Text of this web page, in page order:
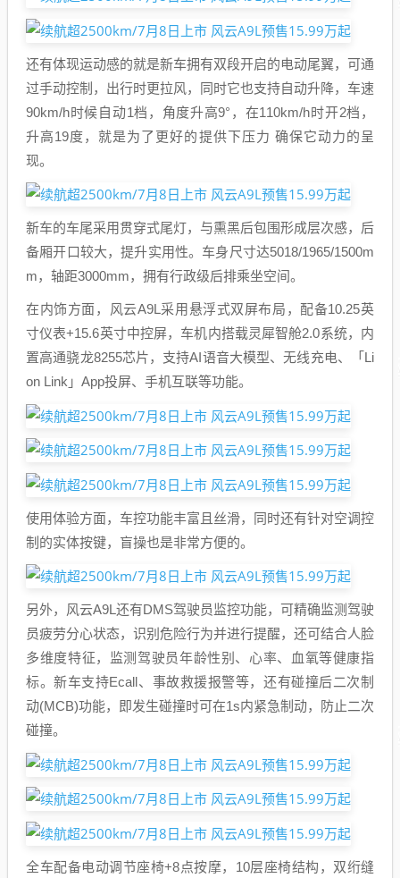
还有体现运动感的就是新车拥有双段开启的电动尾翼，可通
过手动控制，出行时更拉风，同时它也支持自动升降，车速
90km/h时候自动1档，角度升高9°，在110km/h时开2档，
升高19度，就是为了更好的提供下压力 确保它动力的呈
现。
新车的车尾采用贯穿式尾灯，与熏黑后包围形成层次感，后
备厢开口较大，提升实用性。车身尺寸达5018/1965/1500m
m，轴距3000mm，拥有行政级后排乘坐空间。
在内饰方面，风云A9L采用悬浮式双屏布局，配备10.25英
寸仪表+15.6英寸中控屏，车机内搭载灵犀智舱2.0系统，内
置高通骁龙8255芯片，支持AI语音大模型、无线充电、「Li
on Link」App投屏、手机互联等功能。
使用体验方面，车控功能丰富且丝滑，同时还有针对空调控
制的实体按键，盲操也是非常方便的。
另外，风云A9L还有DMS驾驶员监控功能，可精确监测驾驶
员疲劳分心状态，识别危险行为并进行提醒，还可结合人脸
多维度特征，监测驾驶员年龄性别、心率、血氧等健康指
标。新车支持Ecall、事故救援报警等，还有碰撞后二次制
动(MCB)功能，即发生碰撞时可在1s内紧急制动，防止二次
碰撞。
全车配备电动调节座椅+8点按摩，10层座椅结构，双绗缝